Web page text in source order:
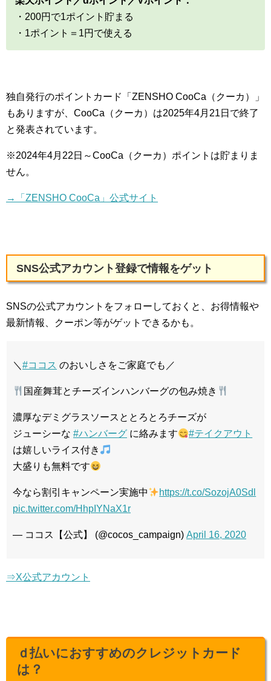
・200円で1ポイント貯まる
・1ポイント＝1円で使える
独自発行のポイントカード「ZENSHO CooCa（クーカ）」
もありますが、CooCa（クーカ）は2025年4月21日で終了
と発表されています。
※2024年4月22日～CooCa（クーカ）ポイントは貯まりま
せん。
→「ZENSHO CooCa」公式サイト
SNS公式アカウント登録で情報をゲット
SNSの公式アカウントをフォローしておくと、お得情報や
最新情報、クーポン等がゲットできるかも。
＼ #ココス のおいしさをご家庭でも／
国産舞茸とチーズインハンバーグの包み焼き
濃厚なデミグラスソースととろとろチーズが
ジューシーな #ハンバーグ に絡みます
#テイクアウト
は嬉しいライス付き
大盛りも無料です
今なら割引キャンペーン実施中
https://t.co/SozojA0Sdl
pic.twitter.com/HhpIYNaX1r
— ココス【公式】 (@cocos_campaign) April 16, 2020
⇒X公式アカウント
ｄ払いにおすすめのクレジットカード
は？